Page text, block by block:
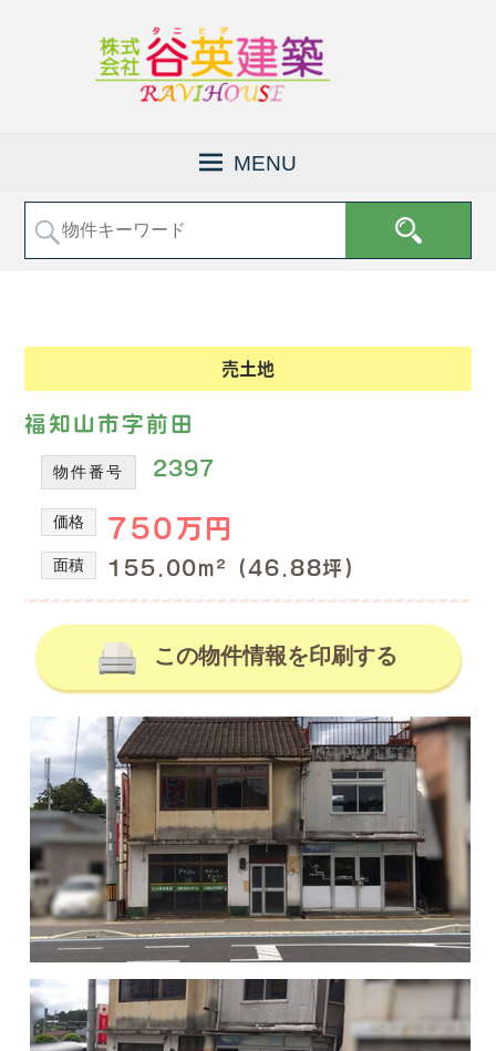
社
谷
福
知
山
市
の
不
動
産
情
報、
土
地
売
買、
土
地
購
入
の
事
な
ら
知
山
売
な
ど
の
不
産
取
り
扱
っ
て
い
る
株
式
会
社
谷
英
建
築
の
不
動
イ
ト
MENU
売土地
福知山市字前田
物件番号 2397
価格 750万円
面積 155.00m² (46.88坪)
この物件情報を印刷する